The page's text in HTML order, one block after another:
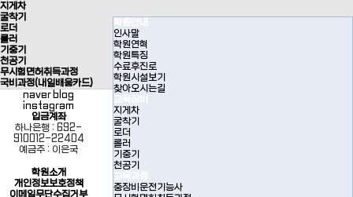
학원안내
인사말
학원연혁
학원특징
수료후진로
학원시설보기
찾아오시는길
교육장비
지게차
굴착기
로더
롤러
기중기
천공기
교육과정
중장비운전기능사
지게차
굴착기
로더
롤러
기중기
천공기
무시험면허취득과정
국비과정(내일배움카드)
naver blog
instagram
입금계좌
하나은행 : 692-
910012-22404
예금주 : 이은국
학원소개
개인정보보호정책
이메일무단수집거부